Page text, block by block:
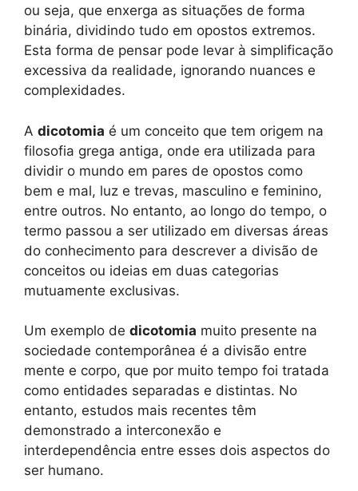
ou seja, que enxerga as situações de forma
binária, dividindo tudo em opostos extremos.
Esta forma de pensar pode levar à simplificação
excessiva da realidade, ignorando nuances e
complexidades.
A dicotomia é um conceito que tem origem na
filosofia grega antiga, onde era utilizada para
dividir o mundo em pares de opostos como
bem e mal, luz e trevas, masculino e feminino,
entre outros. No entanto, ao longo do tempo, o
termo passou a ser utilizado em diversas áreas
do conhecimento para descrever a divisão de
conceitos ou ideias em duas categorias
mutuamente exclusivas.
Um exemplo de dicotomia muito presente na
sociedade contemporânea é a divisão entre
mente e corpo, que por muito tempo foi tratada
como entidades separadas e distintas. No
entanto, estudos mais recentes têm
demonstrado a interconexão e
interdependência entre esses dois aspectos do
ser humano.